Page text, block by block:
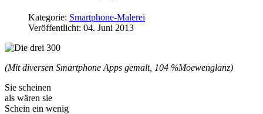
Kategorie: Smartphone-Malerei
Veröffentlicht: 04. Juni 2013
(Mit diversen Smartphone Apps gemalt, 104 %Moewenglanz)
Sie scheinen
als wären sie
Schein ein wenig